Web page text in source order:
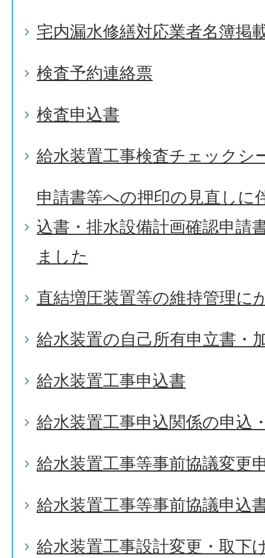
宅内漏水修繕対応業者名簿掲
検査予約連絡票
検査申込書
給水装置工事検査チェックシ
申請書等への押印の見直しに
込書・排水設備計画確認申請
ました
直結増圧装置等の維持管理に
給水装置の自己所有申立書・
給水装置工事申込書
給水装置工事申込関係の申込
給水装置工事等事前協議変更
給水装置工事等事前協議申込
給水装置工事設計変更・取下